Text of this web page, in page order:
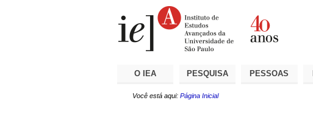
O IEA PESQUISA PESSOAS
Você está aqui: Página Inicial